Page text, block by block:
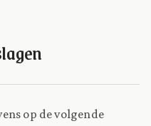
op de volgende